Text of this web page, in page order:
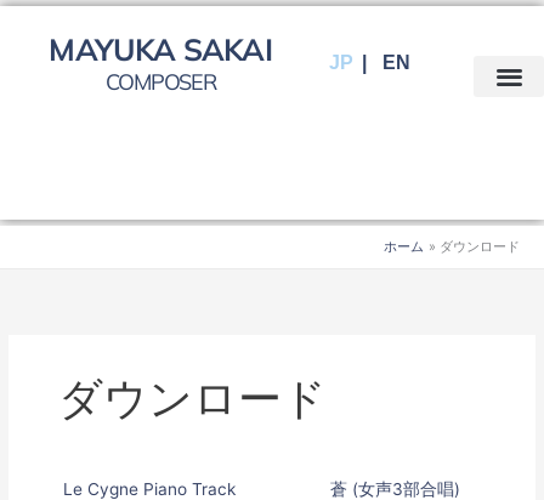
内
MAYUKA SAKAI
COMPOSER
JP EN
ホーム ダウンロード
ダウンロード
Le Cygne Piano Track 蒼 (女声3部合唱)